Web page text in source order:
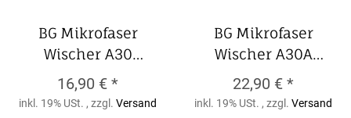
BG Mikrofaser
Wischer A30
Altsaxophon
Mikrofaser Wischer
16,90 € *
inkl. 19% USt. , zzgl. Versand
BG Mikrofaser
Wischer A30A
Altsaxophon, rund,
mit eingenähtem
22,90 € *
inkl. 19% USt. , zzgl. Versand